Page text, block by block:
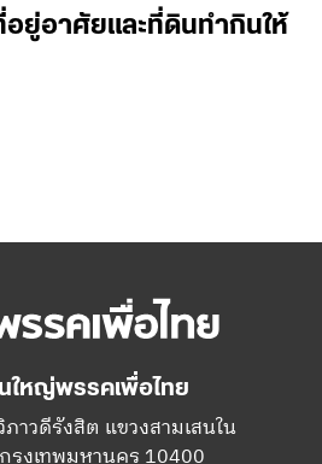
ยู่อาศัยและที่ดินทำกินให้
ใหญ่พรรคเพื่อไทย
าวดีรังสิต แขวงสามเสนใน